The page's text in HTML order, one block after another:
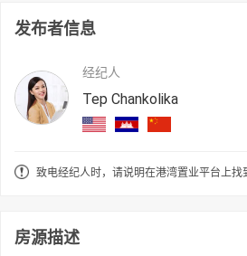
发布者信息
经纪人
Tep Chankolika
致电经纪人时，请说明在港湾置业平台上找
房源描述